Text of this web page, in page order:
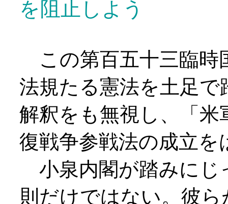
を阻止しよう
この第百五十三臨時
法規たる憲法を土足
解釈をも無視し、「米
復戦争参戦法の成立を
小泉内閣が踏みにじ
則だけではない。彼